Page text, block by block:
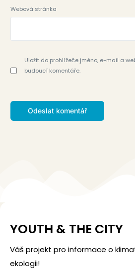
Webová stránka
Uložit do prohlížeče jméno, e-mail a
budoucí komentáře.
YOUTH & THE CITY
Váš projekt pro informace o
ekologii!